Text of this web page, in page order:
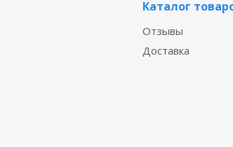
Каталог
Отзывы
Доставка